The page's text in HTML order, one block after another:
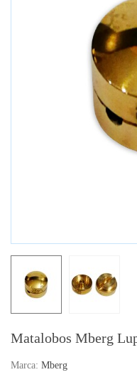
Matalobos Mberg
Marca: Mberg